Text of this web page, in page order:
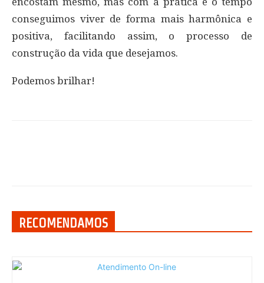
conseguimos viver de forma mais harmônica e
positiva, facilitando assim, o processo de
construção da vida que desejamos.
Podemos brilhar!
RECOMENDAMOS